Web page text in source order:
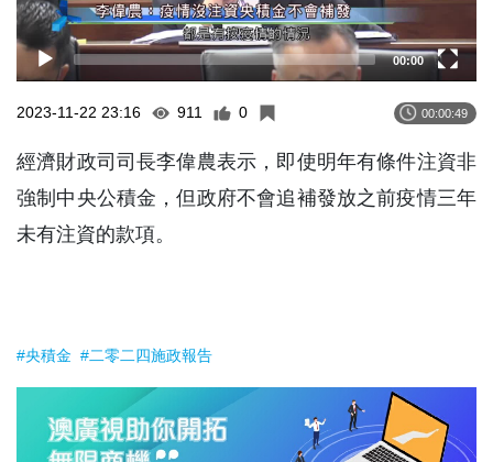
00:00
2023-11-22 23:16 911 0 00:00:49
經濟財政司司長李偉農表示，即使明年有條件注資非
強制中央公積金，但政府不會追補發放之前疫情三年
未有注資的款項。
#央積金 #二零二四施政報告